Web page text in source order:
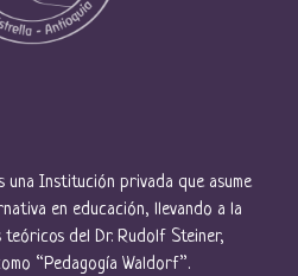
una Institución privada que asume
en educación, llevando a la
del Dr. Rudolf Steiner,
“Pedagogía Waldorf”.